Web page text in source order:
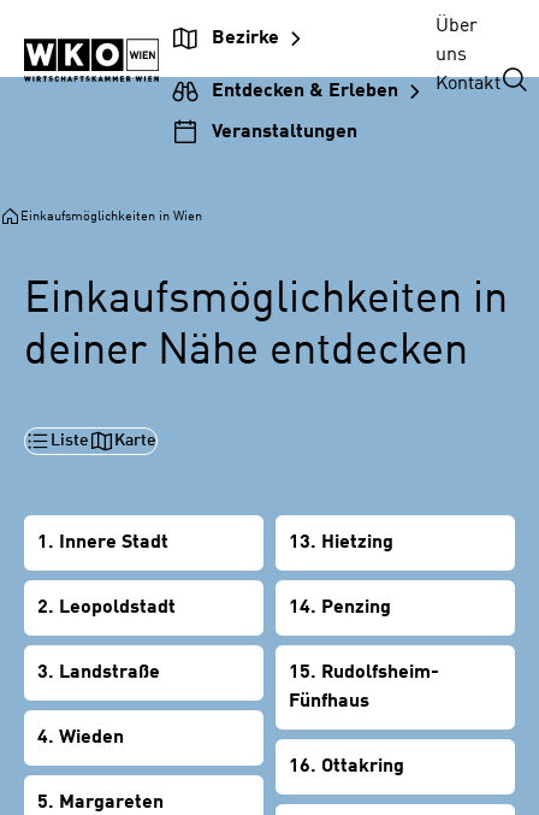
Unternehmensnavigation
springen
Inhalt
springen
Hauptnavigation
springen
Footer
springen
Bezirke
Entdecken & Erleben
Veranstaltungen
Über
uns
Kontakt
Einkaufsmöglichkeiten in Wien
Einkaufsmöglichkeiten in
deiner Nähe entdecken
Liste Karte
1. Innere Stadt
2. Leopoldstadt
3. Landstraße
4. Wieden
5. Margareten
13. Hietzing
14. Penzing
15. Rudolfsheim-
Fünfhaus
16. Ottakring